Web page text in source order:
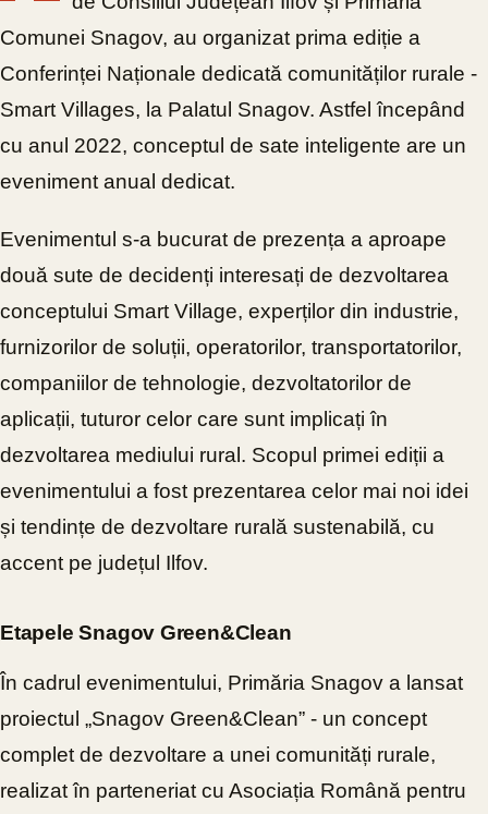
Comunei Snagov, au organizat prima ediție a
Conferinței Naționale dedicată comunităților rurale -
Smart Villages, la Palatul Snagov. Astfel începând
cu anul 2022, conceptul de sate inteligente are un
eveniment anual dedicat.
Evenimentul s-a bucurat de prezența a aproape
două sute de decidenți interesați de dezvoltarea
conceptului Smart Village, experților din industrie,
furnizorilor de soluții, operatorilor, transportatorilor,
companiilor de tehnologie, dezvoltatorilor de
aplicații, tuturor celor care sunt implicați în
dezvoltarea mediului rural. ​​Scopul primei ediții a
evenimentului a fost prezentarea celor mai noi idei
și tendințe de dezvoltare rurală sustenabilă, cu
accent pe județul Ilfov.
Etapele Snagov Green&Clean
În cadrul evenimentului, Primăria Snagov a lansat
proiectul „Snagov Green&Clean” - un concept
complet de dezvoltare a unei comunități rurale,
realizat în parteneriat cu Asociația Română pentru